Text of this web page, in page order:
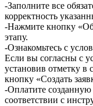
-Заполните все
корректность
-Нажмите кнопку
этапу.
-Ознакомьтесь с
Если вы согласны с
установив отметку в
кнопку «Создать
-Оплатите созданную
соответствии с